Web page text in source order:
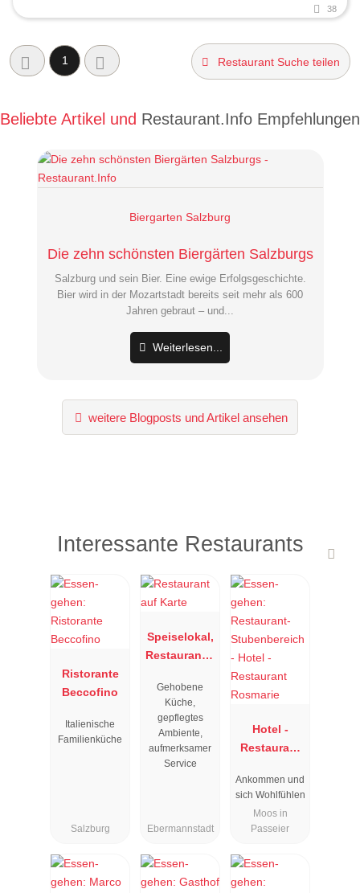
38
1 Restaurant Suche teilen
Beliebte Artikel und Restaurant.Info Empfehlungen
Die zehn schönsten Biergärten Salzburgs
Biergarten Salzburg
Salzburg und sein Bier. Eine ewige Erfolgsgeschichte.
Bier wird in der Mozartstadt bereits seit mehr als 600
Jahren gebraut – und...
Weiterlesen...
weitere Blogposts und Artikel ansehen
Interessante Restaurants
Ristorante
Beccofino
Italienische
Familienküche
Salzburg
Speiselokal,
Restaurant "
"
Gehobene
Küche,
gepflegtes
Ambiente,
aufmerksamer
Service
Ebermannstadt
Hotel -
Restaurant
Ankommen und
sich Wohlfühlen
Moos in
Passeier